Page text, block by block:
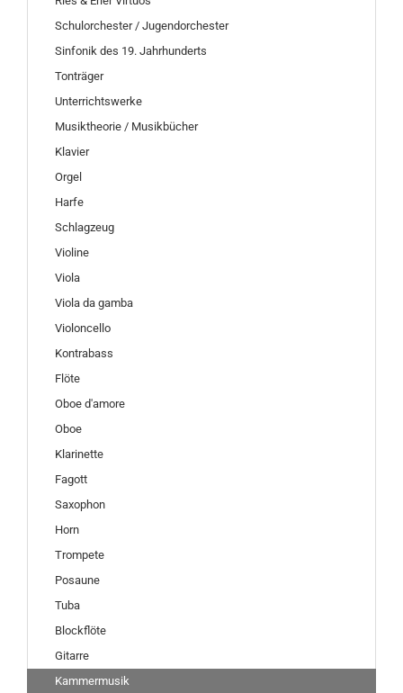
Schulorchester / Jugendorchester
Sinfonik des 19. Jahrhunderts
Tonträger
Unterrichtswerke
Musiktheorie / Musikbücher
Klavier
Orgel
Harfe
Schlagzeug
Violine
Viola
Viola da gamba
Violoncello
Kontrabass
Flöte
Oboe d'amore
Oboe
Klarinette
Fagott
Saxophon
Horn
Trompete
Posaune
Tuba
Blockflöte
Gitarre
Kammermusik